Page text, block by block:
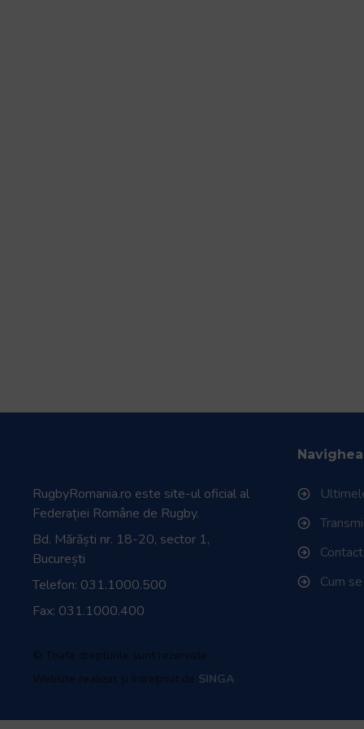
RugbyRomania.ro este site-ul oficial al
Federației Române de Rugby.
Bd. Mărăști nr. 18-20, sector 1,
București
Telefon: 031.1000.500
Fax: 031.1000.400
© Toate drepturile sunt rezervate.
Website realizat și întreținut de SINGA
Cum